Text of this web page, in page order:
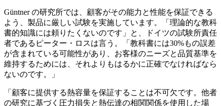
Güntner の研究所では、顧客がその能力と性能を保証できる
よう、製品に厳しい試験を実施しています。「理論的な教科
書的知識には頼りたくないのです」と、ドイツの試験所責任
者であるピーター・ロスは言う。「教科書には30%もの誤差
が含まれている可能性があり、お客様のニーズと品質基準を
維持するためには、それよりもはるかに正確でなければなら
ないのです。」
「顧客に提供する熱容量を保証することは不可欠です。他者
の研究に基づく圧力損失と熱伝達の相関関係を使用した場